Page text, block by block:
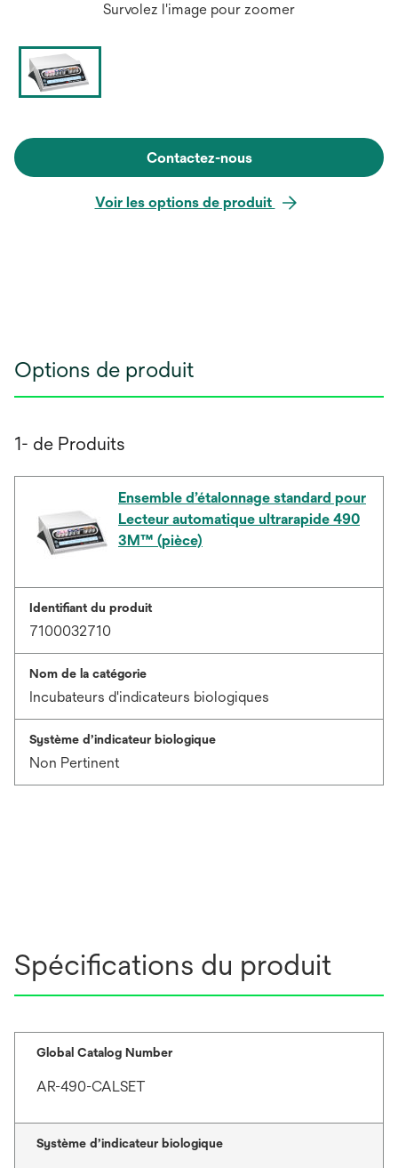
Survolez l'image pour zoomer
Contactez-nous
Voir les options de produit
Options de produit
1- de Produits
Ensemble d’étalonnage standard pour
Lecteur automatique ultrarapide 490
3M™ (pièce)
Identifiant du produit
7100032710
Nom de la catégorie
Incubateurs d'indicateurs biologiques
Système d’indicateur biologique
Non Pertinent
Spécifications du produit
Global Catalog Number
AR-490-CALSET
Système d’indicateur biologique